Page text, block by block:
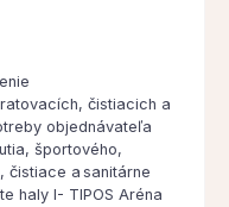
čistiacich a
objednávateľa
športového,
čistiace a sanitárne
haly I- TIPOS Aréna